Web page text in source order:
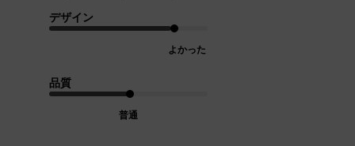
デザイン
よかった
品質
普通